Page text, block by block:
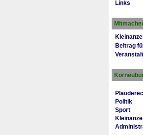
Links
Beitrag
Politik
Sport